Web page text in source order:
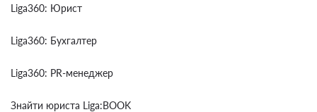
Liga360: Юрист
Liga360: Бухгалтер
Liga360: PR-менеджер
Знайти юриста Liga:BOOK